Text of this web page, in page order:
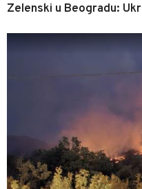
Zelenski u Beogradu: